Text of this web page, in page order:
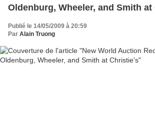
Oldenburg, Wheeler, and Smith
Publié le 14/05/2009 à 20:59
Par Alain Truong